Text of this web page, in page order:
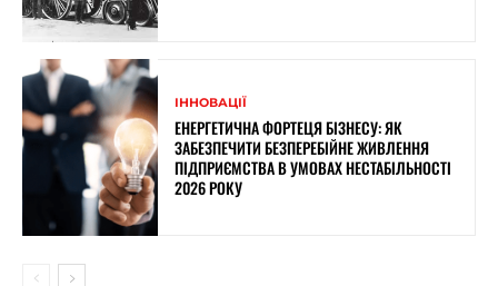
ІННОВАЦІЇ
ЕНЕРГЕТИЧНА ФОРТЕЦЯ БІЗНЕСУ: ЯК
ЗАБЕЗПЕЧИТИ БЕЗПЕРЕБІЙНЕ ЖИВЛЕННЯ
ПІДПРИЄМСТВА В УМОВАХ НЕСТАБІЛЬНОСТІ
2026 РОКУ